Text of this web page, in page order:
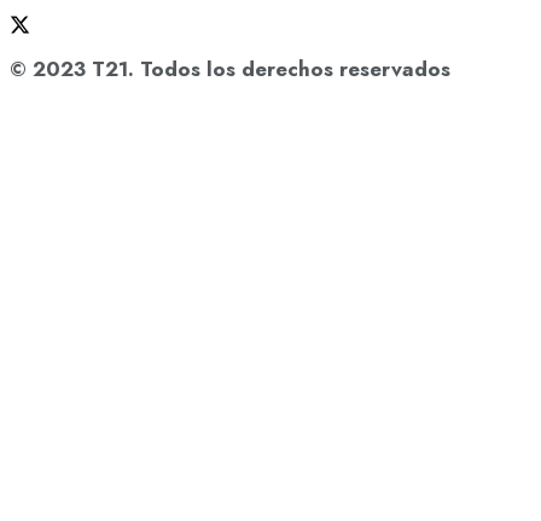
© 2023 T21. Todos los derechos reservados